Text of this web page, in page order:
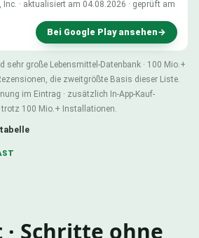
Inc. · aktualisiert am 04.08.2026 · geprüft am
Bei Google Play ansehen→
sehr große Lebensmittel-Datenbank · 100 Mio.+
die zweitgrößte Basis dieser Liste.
im Eintrag · zusätzlich In-App-Kauf-
trotz 100 Mio.+ Installationen.
· Schritte ohne